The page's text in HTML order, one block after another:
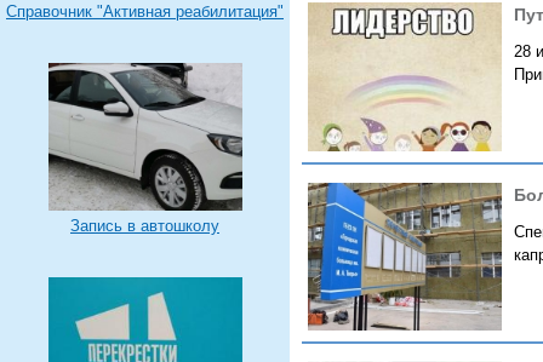
Справочник "Активная реабилитация"
Запись в автошколу
28